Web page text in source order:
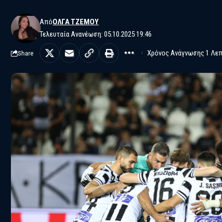
Τελευταία Ανανέωση: 05.10.2025 19:46
ΑπόΌΛΓΑ ΤΖΈΜΟΥ
Share Χρόνος Ανάγνωσης 1